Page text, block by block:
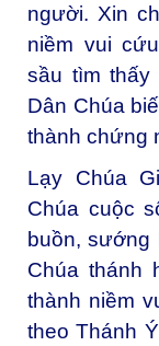
người. Xin
niềm vui
sầu tìm thấy
Dân Chúa
thành chứng
Lạy Chúa
Chúa cuộc
buồn, sướng
Chúa thánh
thành niềm
theo Thánh